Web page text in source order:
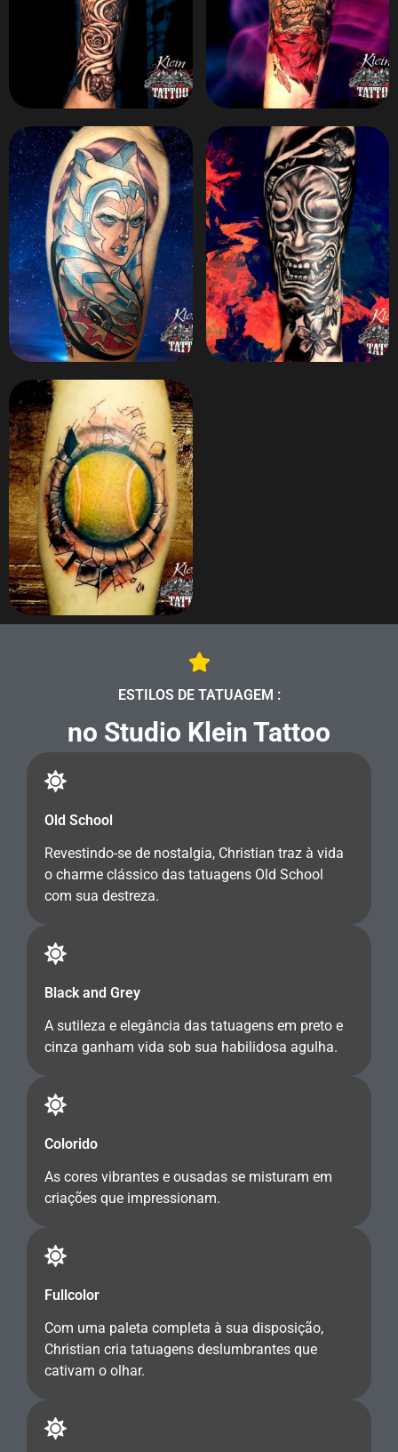
ZOOM ZOOM
ZOOM
ESTILOS DE TATUAGEM :
no Studio Klein Tattoo
Old School
Revestindo-se de nostalgia, Christian traz à vida
o charme clássico das tatuagens Old School
com sua destreza.
Black and Grey
A sutileza e elegância das tatuagens em preto e
cinza ganham vida sob sua habilidosa agulha.
Colorido
As cores vibrantes e ousadas se misturam em
criações que impressionam.
Fullcolor
Com uma paleta completa à sua disposição,
Christian cria tatuagens deslumbrantes que
cativam o olhar.